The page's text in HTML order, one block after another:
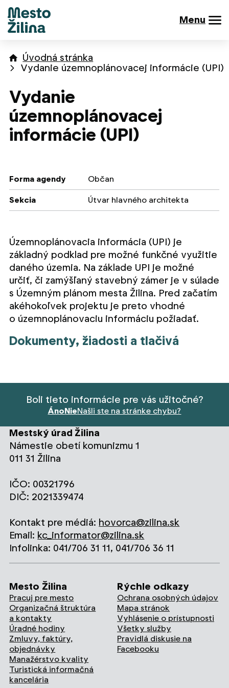
Menu
Úvodná stránka
Vydanie územnoplánovacej informácie (UPI)
Vydanie
územnoplánovacej
informácie (UPI)
Forma agendy Občan
Sekcia Útvar hlavného architekta
Územnoplánovacia informácia (UPI) je
základný podklad pre možné funkčné využitie
daného územia. Na základe UPI je možné
určiť, či zamýšľaný stavebný zámer je v súlade
s Územným plánom mesta Žilina. Pred začatím
akéhokoľvek projektu je preto vhodné
o územnoplánovaciu informáciu požiadať.
Dokumenty, žiadosti a tlačivá
Boli tieto informácie pre vás užitočné?
ÁnoNieNašli ste na stránke chybu?
Mestský úrad Žilina
Námestie obetí komunizmu 1
011 31 Žilina
IČO: 00321796
DIČ: 2021339474
Kontakt pre médiá: hovorca@zilina.sk
Email: kc_informator@zilina.sk
Infolinka: 041/706 31 11, 041/706 36 11
Mesto Žilina
Pracuj pre mesto
Organizačná štruktúra
a kontakty
Úradné hodiny
Zmluvy, faktúry,
objednávky
Manažérstvo kvality
Turistická informačná
kancelária
Rýchle odkazy
Ochrana osobných údajov
Mapa stránok
Vyhlásenie o prístupnosti
Všetky služby
Pravidlá diskusie na
Facebooku